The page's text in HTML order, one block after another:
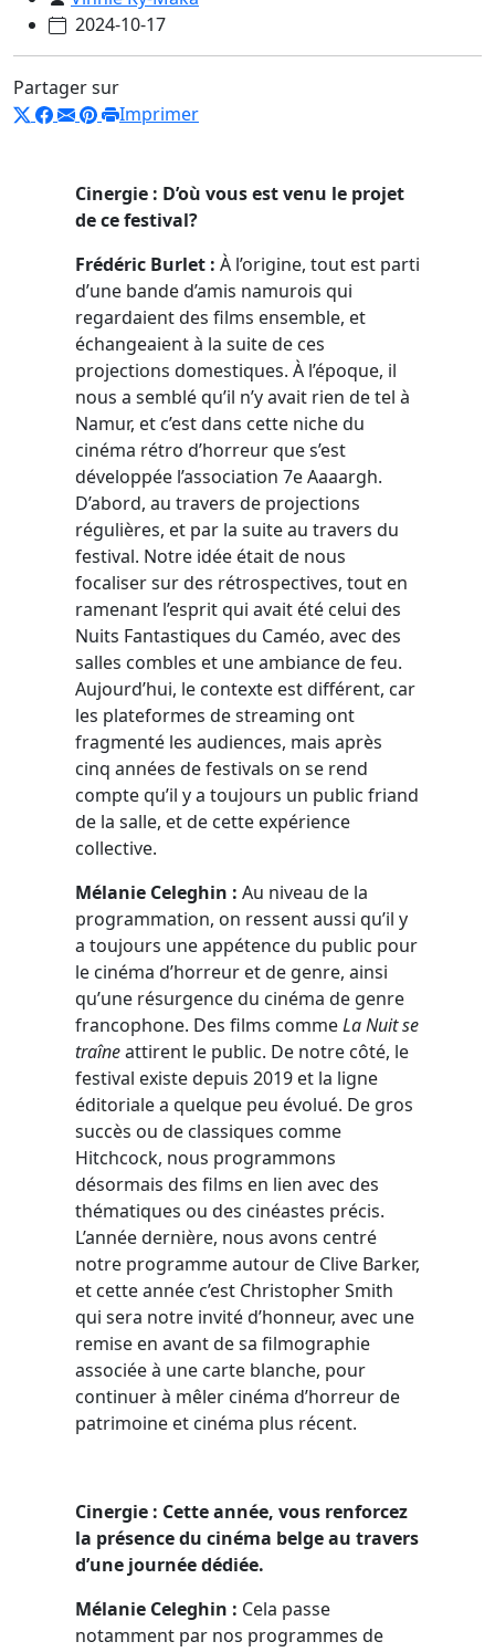
2024-10-17
Partager sur
Imprimer
Cinergie : D’où vous est venu le projet
de ce festival?
Frédéric Burlet : À l’origine, tout est parti
d’une bande d’amis namurois qui
regardaient des films ensemble, et
échangeaient à la suite de ces
projections domestiques. À l’époque, il
nous a semblé qu’il n’y avait rien de tel à
Namur, et c’est dans cette niche du
cinéma rétro d’horreur que s’est
développée l’association 7e Aaaargh.
D’abord, au travers de projections
régulières, et par la suite au travers du
festival. Notre idée était de nous
focaliser sur des rétrospectives, tout en
ramenant l’esprit qui avait été celui des
Nuits Fantastiques du Caméo, avec des
salles combles et une ambiance de feu.
Aujourd’hui, le contexte est différent, car
les plateformes de streaming ont
fragmenté les audiences, mais après
cinq années de festivals on se rend
compte qu’il y a toujours un public friand
de la salle, et de cette expérience
collective.
Mélanie Celeghin : Au niveau de la
programmation, on ressent aussi qu’il y
a toujours une appétence du public pour
le cinéma d’horreur et de genre, ainsi
qu’une résurgence du cinéma de genre
francophone. Des films commeLa Nuit se
traîneattirent le public. De notre côté, le
festival existe depuis 2019 et la ligne
éditoriale a quelque peu évolué. De gros
succès ou de classiques comme
Hitchcock, nous programmons
désormais des films en lien avec des
thématiques ou des cinéastes précis.
L’année dernière, nous avons centré
notre programme autour de Clive Barker,
et cette année c’est Christopher Smith
qui sera notre invité d’honneur, avec une
remise en avant de sa filmographie
associée à une carte blanche, pour
continuer à mêler cinéma d’horreur de
patrimoine et cinéma plus récent.
Cinergie : Cette année, vous renforcez
la présence du cinéma belge au travers
d’une journée dédiée.
Mélanie Celeghin : Cela passe
notamment par nos programmes de